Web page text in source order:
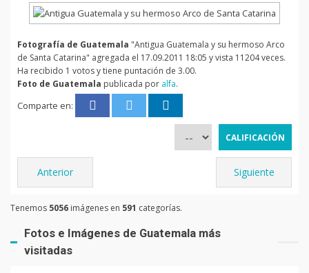
Fotografía de Guatemala "Antigua Guatemala y su hermoso Arco
de Santa Catarina" agregada el 17.09.2011 18:05 y vista 11204 veces.
Ha recibido 1 votos y tiene puntación de 3.00.
Foto de Guatemala publicada por alfa.
Comparte en:
Anterior Siguiente
Tenemos 5056 imágenes en 591 categorías.
Fotos e Imágenes de Guatemala más
visitadas